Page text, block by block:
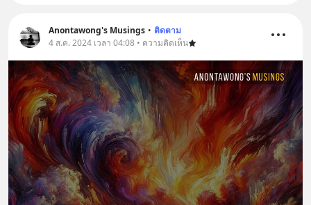
Anontawong's Musings • ติดตาม
4 ส.ค. 2024 เวลา 04:08 • ความคิดเห็น